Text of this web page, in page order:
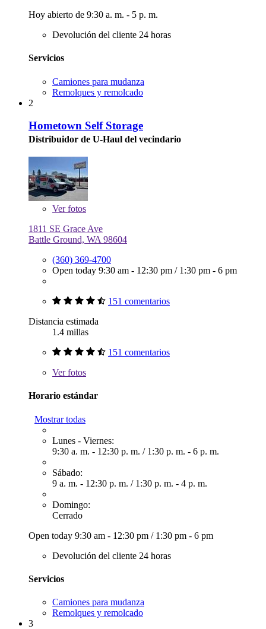
Hoy abierto de 9:30 a. m. - 5 p. m.
Devolución del cliente 24 horas
Servicios
Camiones para mudanza
Remolques y remolcado
2
Hometown Self Storage
Distribuidor de U-Haul del vecindario
Verfotos
1811 SE Grace Ave
Battle Ground, WA 98604
(360) 369-4700
Open today 9:30 am - 12:30 pm / 1:30 pm - 6 pm
151 comentarios
Distancia estimada
1.4 millas
151 comentarios
Verfotos
Horario estándar
Mostrar todas
Lunes - Viernes:
9:30 a. m. - 12:30 p. m. / 1:30 p. m. - 6 p. m.
Sábado:
9 a. m. - 12:30 p. m. / 1:30 p. m. - 4 p. m.
Domingo:
Cerrado
Open today 9:30 am - 12:30 pm / 1:30 pm - 6 pm
Devolución del cliente 24 horas
Servicios
Camiones para mudanza
Remolques y remolcado
3